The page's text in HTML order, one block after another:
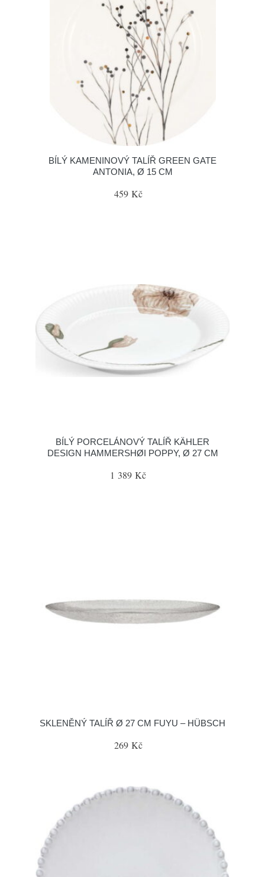
BÍLÝ KAMENINOVÝ TALÍŘ GREEN GATE
ANTONIA, Ø 15 CM
459 Kč
BÍLÝ PORCELÁNOVÝ TALÍŘ KÄHLER
DESIGN HAMMERSHØI POPPY, Ø 27 CM
1 389 Kč
SKLENĚNÝ TALÍŘ Ø 27 CM FUYU – HÜBSCH
269 Kč